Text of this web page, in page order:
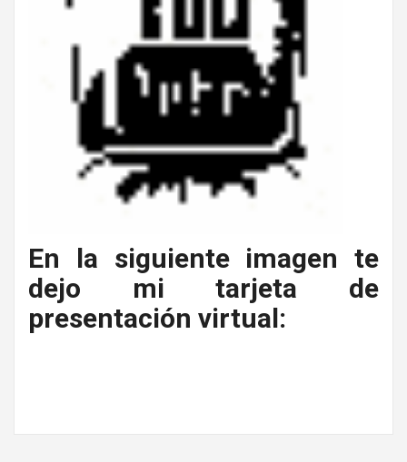
En la siguiente imagen te
dejo mi tarjeta de
presentación virtual: